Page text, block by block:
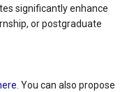
significantly enhance
or postgraduate
. You can also propose